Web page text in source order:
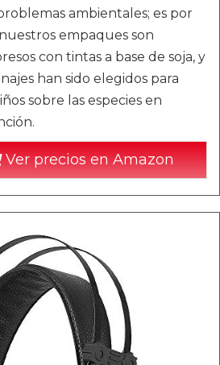
ambientales; es por
empaques son
con tintas a base de soja, y
han sido elegidos para
sobre las especies en
Ver precios en Amazon